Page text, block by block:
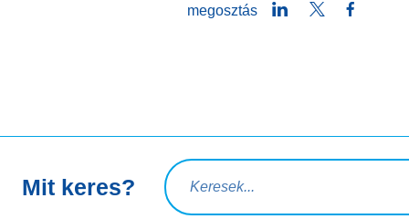
megosztás LinkedInTwitter
Mit keres?
Keresési lekérdezés